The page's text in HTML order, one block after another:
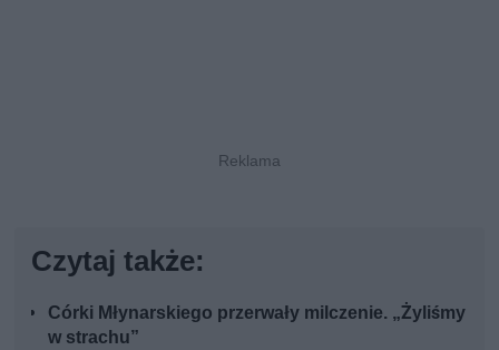
Czytaj także:
Córki Młynarskiego przerwały milczenie. „Żyliśmy
w strachu”